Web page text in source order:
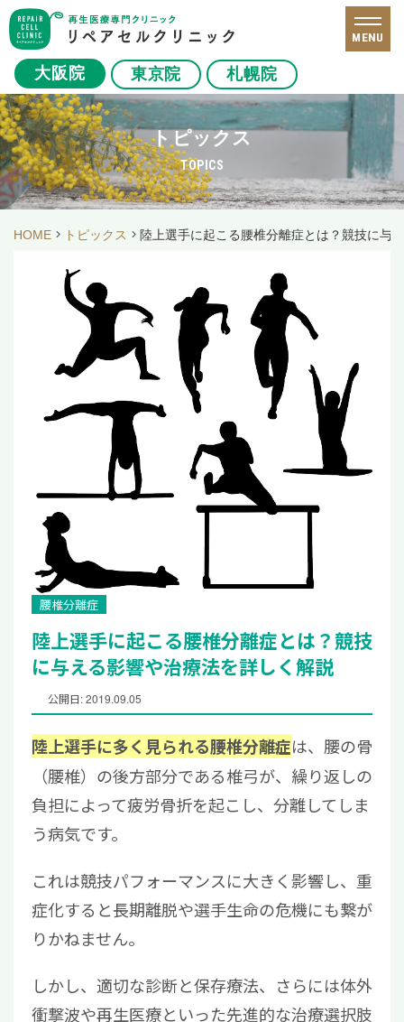
大阪院 東京院 札幌院
MENU
トピックス
TOPICS
HOME トピックス 陸上選手に起こる腰椎分離症とは？競技に与
腰椎分離症
陸上選手に起こる腰椎分離症とは？競技
に与える影響や治療法を詳しく解説
公開日: 2019.09.05
陸上選手に多く見られる腰椎分離症は、 腰の骨
（腰椎）の後方部分である椎弓が、繰り返しの
負担によって疲労骨折を起こし、分離してしま
う病気です。
これは競技パフォーマンスに大きく影響し、重
症化すると長期離脱や選手生命の危機にも繋が
りかねません。
しかし、適切な診断と保存療法、さらには体外
衝撃波や再生医療といった先進的な治療選択肢